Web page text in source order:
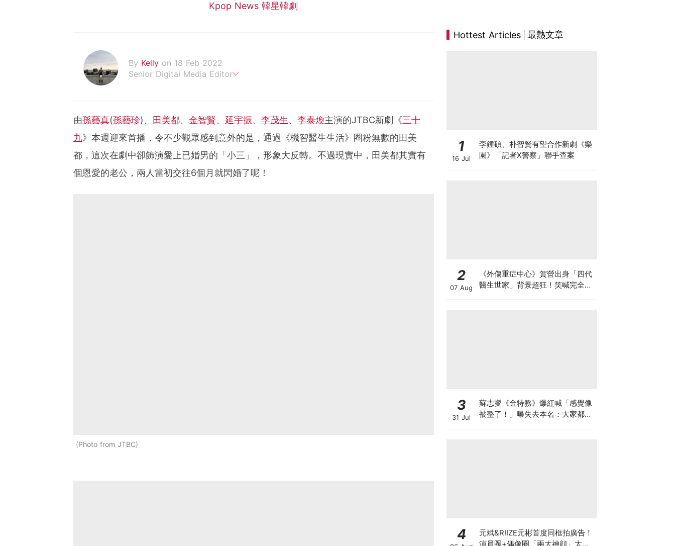
Kpop News 韓星韓劇
By Kelly on 18 Feb 2022
Senior Digital Media Editor
由孫藝真(孫藝珍)、 田美都、 金智賢、 延宇振、 李茂生、 李泰煥主演的JTBC新劇《三十
九》本週迎來首播，令不少觀眾感到意外的是，通過《機智醫生生活》圈粉無數的田美
都，這次在劇中卻飾演愛上已婚男的「小三」，形象大反轉。不過現實中，田美都其實有
個恩愛的老公，兩人當初交往6個月就閃婚了呢！
Photo from JTBC
Hottest Articles 最熱文章
1
16 Jul
李鍾碩、朴智賢有望合作新劇《樂
園》「記者X警察」聯手查案
2
07 Aug
《外傷重症中心》賀營出身「四代
醫生世家」背景超狂！笑喊完全沒
3
31 Jul
蘇志燮《金特務》爆紅喊「感覺像
被整了！」曝失去本名：大家都叫
4
元斌&RIIZE元彬首度同框拍廣告！
演員圈+偶像圈「兩大神顔」太養